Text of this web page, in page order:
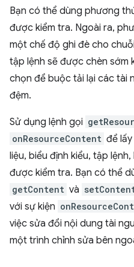
Bạn có thể dùng phương
được kiểm tra. Ngoài ra,
một chế độ ghi đè cho
tập lệnh sẽ được chèn sớm
chọn để buộc tải lại các tài
đệm.
Sử dụng lệnh gọi
onResourceContent để
liệu, biểu định kiểu, tập
được kiểm tra. Bạn có thể
getContent và
với sự kiện
việc sửa đổi nội dung tài
một trình chỉnh sửa bên